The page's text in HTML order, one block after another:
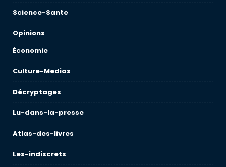
Science-Sante
Opinions
Économie
Culture-Medias
Décryptages
Lu-dans-la-presse
Atlas-des-livres
Les-indiscrets